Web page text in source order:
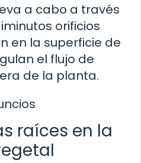
a cabo a través
orificios
en la superficie de
el flujo de
de la planta.
raíces en la